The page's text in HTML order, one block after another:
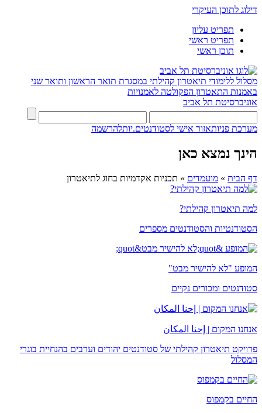
דילוג לתוכן העיקרי
תפריט עליון
תפריט ראשי
תוכן ראשי
מסלול ללימודי תיאטרון קהילתי במסגרת תואר הראשון ותואר שני
באמנות התאטרון הפקולטה לאמנויות
אוניברסיטת תל אביב
מערכת פניותאזור אישי לסטודנטים.יותלהרשמה
הינך נמצא כאן
דף הבית » מועמדים » תכניות אקדמיות בחוג לתיאטרון
למה תיאטרון קהילתי?
הסטודנטיות והסטודנטים מספרים
המופע "לא להישיר מבט"
סטודנטים ומכורים נקיים
אנחנו המקום | إحنا المكان
פרויקט תיאטרון קהילתי של סטודנטים יהודים וערבים בהנחיית בוגרי
המסלול
החיים בקמפוס